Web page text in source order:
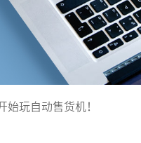
玩自动售货机！